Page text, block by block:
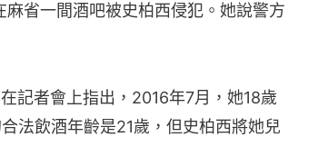
省一間酒吧被史柏西侵犯。她說警方
記者會上指出，2016年7月，她18歲
法飲酒年齡是21歲，但史柏西將她兒